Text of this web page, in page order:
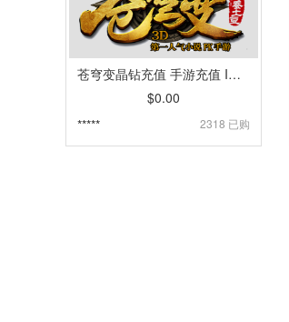
苍穹变晶钻充值 手游充值 IOS系统 [自动发货]
$0.00
*****
2318 已购